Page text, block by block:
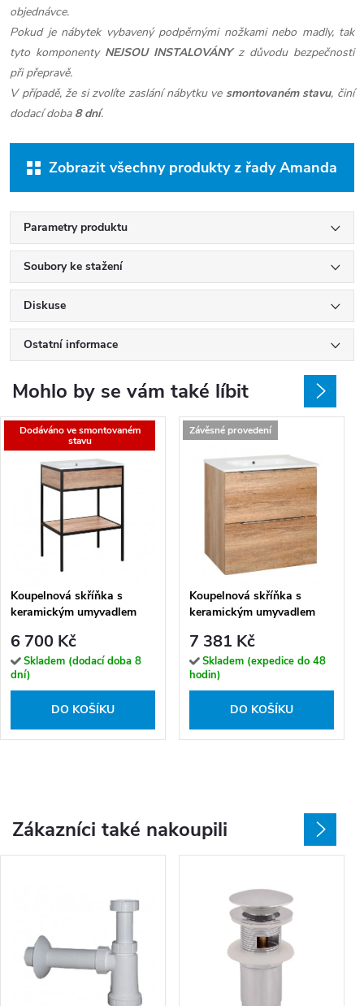
objednávce.
Pokud je nábytek vybavený podpěrnými nožkami nebo madly, tak
tyto komponenty NEJSOU INSTALOVÁNYz důvodu bezpečnosti
při přepravě.
V případě, že si zvolíte zaslání nábytku ve smontovaném stavu, činí
dodací doba 8 dní.
Zobrazit všechny produkty z řady Amanda
Parametry produktu
Soubory ke stažení
Diskuse
Ostatní informace
Mohlo by se vám také líbit
Dodáváno ve smontovaném
stavu
Koupelnová skříňka s
keramickým umyvadlem
6 700 Kč
Skladem (dodací doba 8
dní)
DO KOŠÍKU
Závěsné provedení
Koupelnová skříňka s
keramickým umyvadlem
7 381 Kč
Skladem (expedice do 48
hodin)
DO KOŠÍKU
Zákazníci také nakoupili